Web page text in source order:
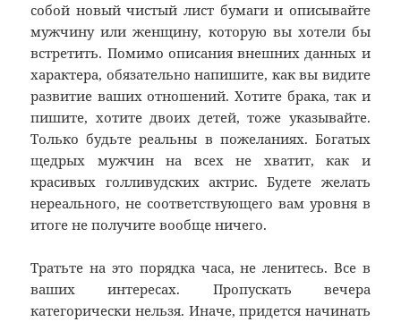
собой новый чистый лист бумаги и описывайте
мужчину или женщину, которую вы хотели бы
встретить. Помимо описания внешних данных и
характера, обязательно напишите, как вы видите
развитие ваших отношений. Хотите брака, так и
пишите, хотите двоих детей, тоже указывайте.
Только будьте реальны в пожеланиях. Богатых
щедрых мужчин на всех не хватит, как и
красивых голливудских актрис. Будете желать
нереального, не соответствующего вам уровня в
итоге не получите вообще ничего.
Тратьте на это порядка часа, не ленитесь. Все в
ваших интересах. Пропускать вечера
категорически нельзя. Иначе, придется начинать